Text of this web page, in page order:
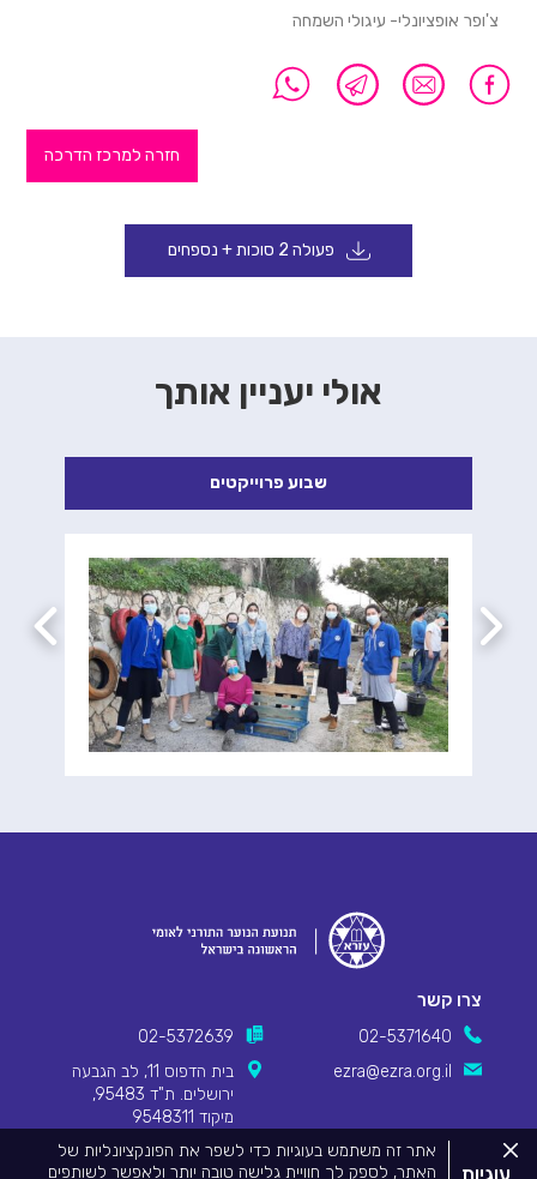
עוגיות
אתר זה משתמש בעוגיות כדי לשפר את הפונקציונליות של
האתר, לספק לך חוויית גלישה טובה יותר ולאפשר לשותפים
סגור
את
צ'ופר אופציונלי- עיגולי השמחה
חזרה למרכז הדרכה
פעולה 2 סוכות + נספחים
אולי יעניין אותך
שבוע פרוייקטים
צרו קשר
02-5371640
02-5372639
ezra@ezra.org.il
בית הדפוס 11, לב הגבעה
ירושלים. ת"ד 95483,
מיקוד 9548311